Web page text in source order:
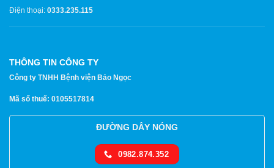
Điện thoại: 0333.235.115
THÔNG TIN CÔNG TY
Công ty TNHH Bệnh viện Bảo Ngọc
Mã số thuế: 0105517814
ĐƯỜNG DÂY NÓNG
0982.874.352